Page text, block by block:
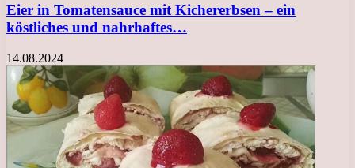
Eier in Tomatensauce mit Kichererbsen – ein
köstliches und nahrhaftes…
14.08.2024